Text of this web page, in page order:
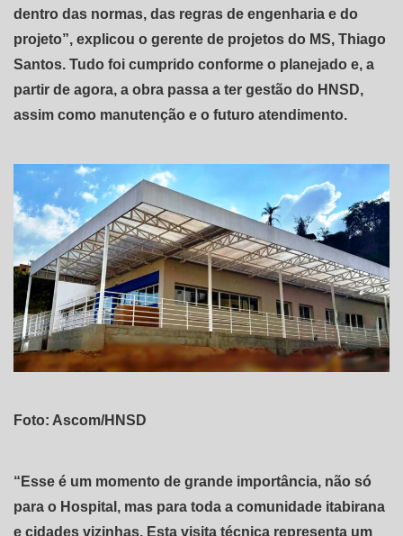
dentro das normas, das regras de engenharia e do
projeto”, explicou o gerente de projetos do MS, Thiago
Santos. Tudo foi cumprido conforme o planejado e, a
partir de agora, a obra passa a ter gestão do HNSD,
assim como manutenção e o futuro atendimento.
Foto: Ascom/HNSD
“Esse é um momento de grande importância, não só
para o Hospital, mas para toda a comunidade itabirana
e cidades vizinhas. Esta visita técnica representa um